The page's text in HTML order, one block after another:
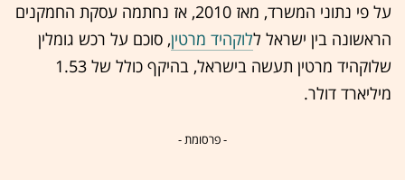
על פי נתוני המשרד, מאז 2010, אז נחתמה עסקת החמקנים
הראשונה בין ישראל ללוקהיד מרטין, סוכם על רכש גומלין
שלוקהיד מרטין תעשה בישראל, בהיקף כולל של 1.53
מיליארד דולר.
- פרסומת -